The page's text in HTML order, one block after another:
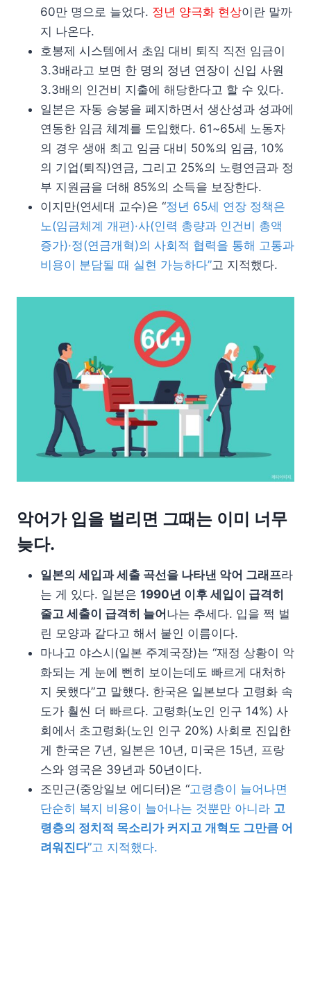
60만 명으로 늘었다. 정년 양극화 현상이란 말까
지 나온다.
호봉제 시스템에서 초임 대비 퇴직 직전 임금이
3.3배라고 보면 한 명의 정년 연장이 신입 사원
3.3배의 인건비 지출에 해당한다고 할 수 있다.
일본은 자동 승봉을 폐지하면서 생산성과 성과에
연동한 임금 체계를 도입했다. 61~65세 노동자
의 경우 생애 최고 임금 대비 50%의 임금, 10%
의 기업(퇴직)연금, 그리고 25%의 노령연금과 정
부 지원금을 더해 85%의 소득을 보장한다.
이지만(연세대 교수)은 “정년 65세 연장 정책은
노(임금체계 개편)·사(인력 총량과 인건비 총액
증가)·정(연금개혁)의 사회적 협력을 통해 고통과
비용이 분담될 때 실현 가능하다”고 지적했다.
악어가 입을 벌리면 그때는 이미 너무
늦다.
일본의 세입과 세출 곡선을 나타낸 악어 그래프라
는 게 있다. 일본은 1990년 이후 세입이 급격히
줄고 세출이 급격히 늘어 나는 추세다. 입을 쩍 벌
린 모양과 같다고 해서 붙인 이름이다.
마나고 야스시(일본 주계국장)는 “재정 상황이 악
화되는 게 눈에 뻔히 보이는데도 빠르게 대처하
지 못했다”고 말했다. 한국은 일본보다 고령화 속
도가 훨씬 더 빠르다. 고령화(노인 인구 14%) 사
회에서 초고령화(노인 인구 20%) 사회로 진입한
게 한국은 7년, 일본은 10년, 미국은 15년, 프랑
스와 영국은 39년과 50년이다.
조민근(중앙일보 에디터)은 “고령층이 늘어나면
단순히 복지 비용이 늘어나는 것뿐만 아니라 고
령층의 정치적 목소리가 커지고 개혁도 그만큼 어
려워진다”고 지적했다.